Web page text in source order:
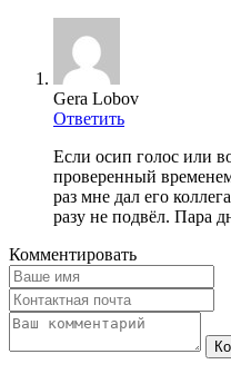
Gera Lobov
Ответить
Если осип голос или
проверенный
раз мне дал его
разу не подвёл. Пара
Комментировать